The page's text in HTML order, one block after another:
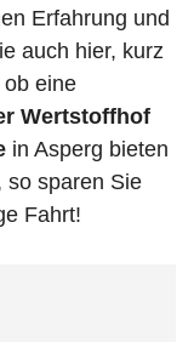
Erfahrung und
auch hier, kurz
ob eine
Wertstoffhof
in Asperg bieten
so sparen Sie
Fahrt!